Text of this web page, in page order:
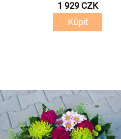
1 929 CZK
Kúpiť